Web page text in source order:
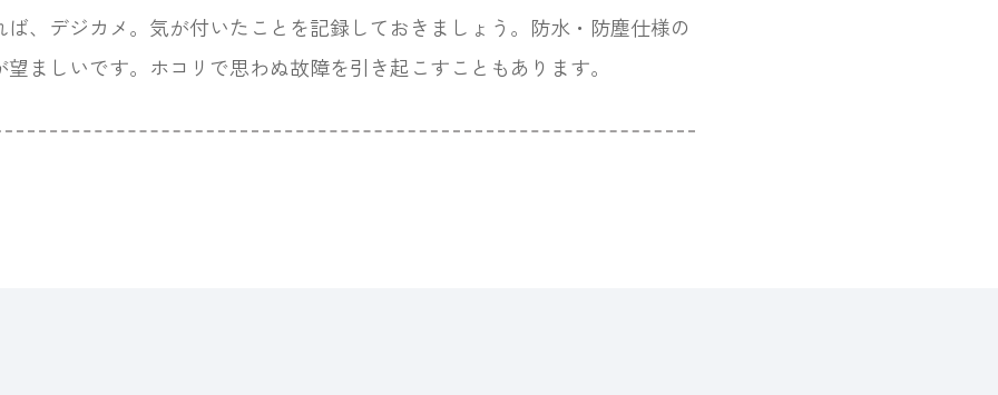
ば、デジカメ。気が付いたことを記録しておきましょう。防水・防塵仕様の
望ましいです。ホコリで思わぬ故障を引き起こすこともあります。